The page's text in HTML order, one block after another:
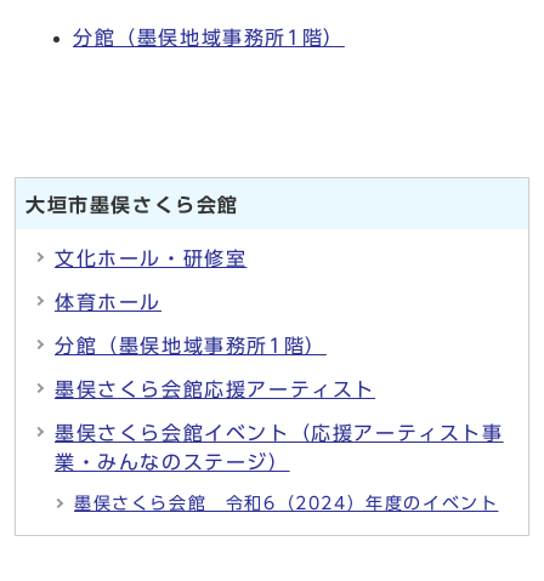
分館（墨俣地域事務所1階）
大垣市墨俣さくら会館
文化ホール・研修室
体育ホール
分館（墨俣地域事務所1階）
墨俣さくら会館応援アーティスト
墨俣さくら会館イベント（応援アーティスト事
業・みんなのステージ）
墨俣さくら会館 令和6（2024）年度のイベント